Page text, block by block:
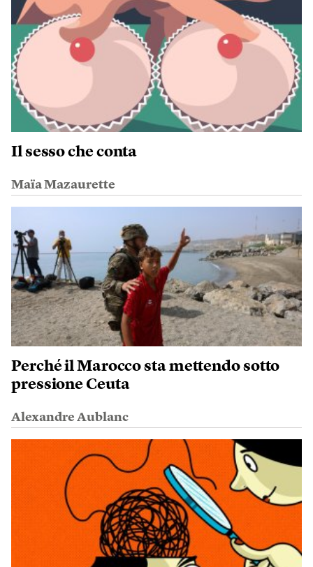
Il sesso che conta
Maïa Mazaurette
Perché il Marocco sta mettendo sotto
pressione Ceuta
Alexandre Aublanc